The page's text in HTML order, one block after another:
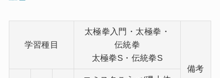
学習種目
太極拳入門・太極拳・
伝統拳
太極拳S・伝統拳S
備考